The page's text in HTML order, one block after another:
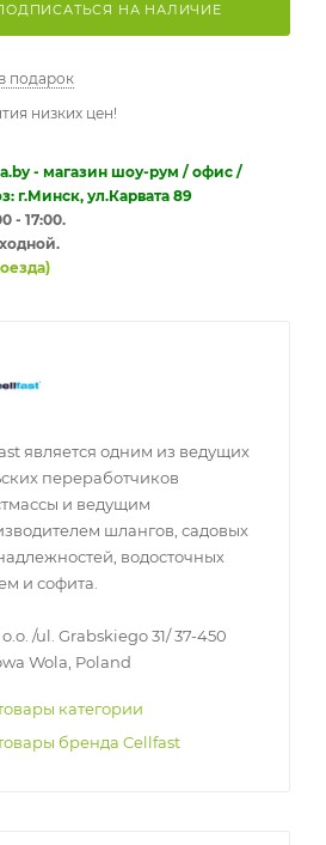
НА НАЛИЧИЕ
подарок
низких цен!
- магазин шоу-рум / офис /
г.Минск, ул.Карвата 89
- 17:00.
является одним из ведущих
переработчиков
и ведущим
шлангов, садовых
водосточных
и софита.
o.o. /ul. Grabskiego 31/ 37-450
Wola, Poland
категории
бренда Cellfast